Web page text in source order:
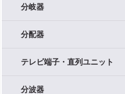
分岐器
分配器
テレビ端子・直列ユニット
分波器